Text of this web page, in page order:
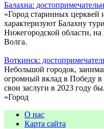
Балахна:
«Город старинных церквей
характеризуют Балахну
Нижегородской области,
Волга.
Воткинск:
Небольшой городок,
огромный вклад в Победу в
свои заслуги в 2023 году
«Город
О нас
Карта сайта